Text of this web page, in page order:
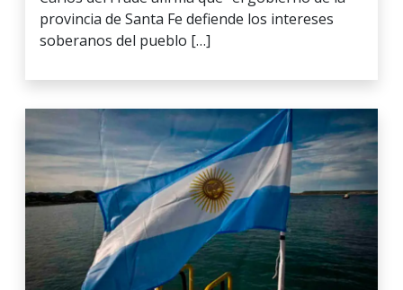
provincia de Santa Fe defiende los intereses
soberanos del pueblo […]